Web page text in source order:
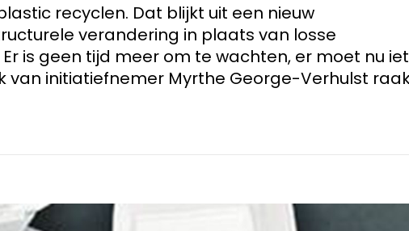
recyclen. Dat blijkt uit een nieuw
verandering in plaats van losse
is geen tijd meer om te wachten, er moet nu
van initiatiefnemer Myrthe George-Verhulst